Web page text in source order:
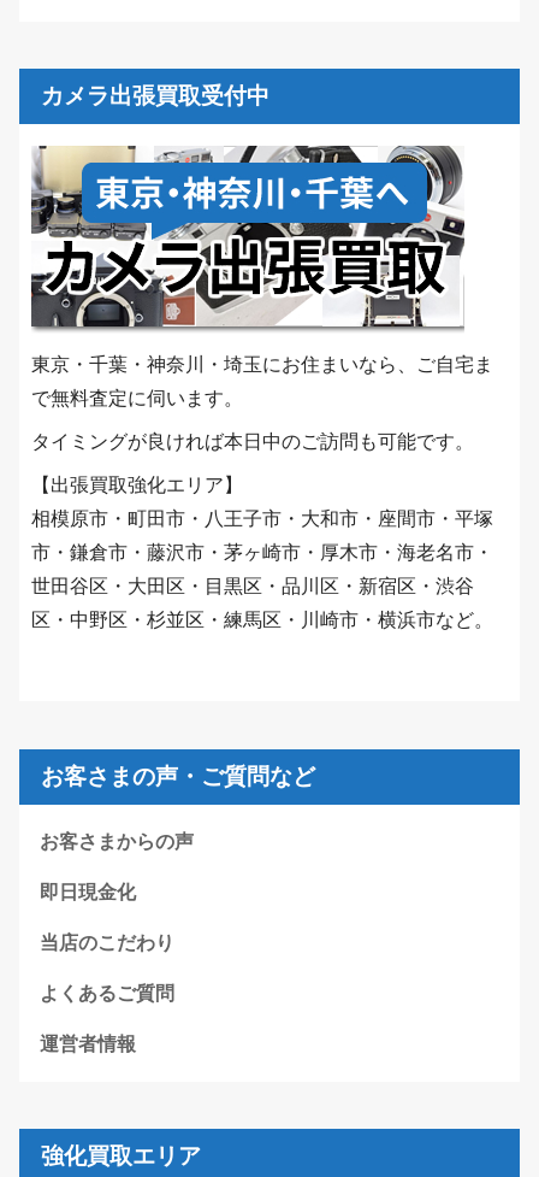
カメラ出張買取受付中
東京・千葉・神奈川・埼玉にお住まいなら、ご自宅ま
で無料査定に伺います。
タイミングが良ければ本日中のご訪問も可能です。
【出張買取強化エリア】
相模原市・町田市・八王子市・大和市・座間市・平塚
市・鎌倉市・藤沢市・茅ヶ崎市・厚木市・海老名市・
世田谷区・大田区・目黒区・品川区・新宿区・渋谷
区・中野区・杉並区・練馬区・川崎市・横浜市など。
お客さまの声・ご質問など
お客さまからの声
即日現金化
当店のこだわり
よくあるご質問
運営者情報
強化買取エリア